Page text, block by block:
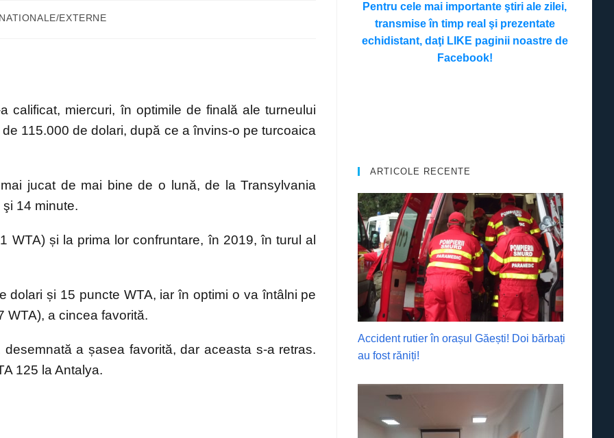
EXTERNE
calificat, miercuri, în optimile de finală ale turneului
115.000 de dolari, după ce a învins-o pe turcoaica
jucat de mai bine de o lună, de la Transylvania
14 minute.
WTA) și la prima lor confruntare, în 2019, în turul al
și 15 puncte WTA, iar în optimi o va întâlni pe
WTA), a cincea favorită.
a șasea favorită, dar aceasta s-a retras.
125 la Antalya.
Pentru cele mai importante ştiri ale zilei,
transmise în timp real şi prezentate
echidistant, daţi LIKE paginii noastre de
Facebook!
ARTICOLE RECENTE
Accident rutier în orașul Găești! Doi bărbați
au fost răniți!